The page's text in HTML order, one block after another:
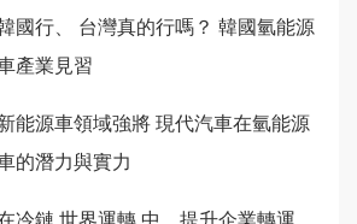
國行、 台灣真的行嗎？ 韓國氫能源
產業見習
能源車領域強將 現代汽車在氫能源
的潛力與實力